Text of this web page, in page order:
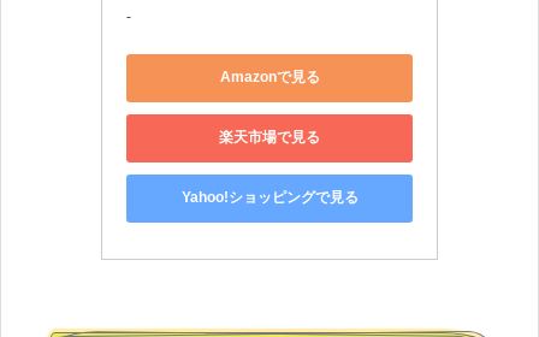
-
Amazonで見る
楽天市場で見る
Yahoo!ショッピングで見る